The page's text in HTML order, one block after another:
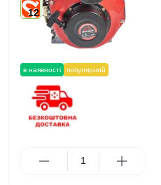
в наявності популярний
12